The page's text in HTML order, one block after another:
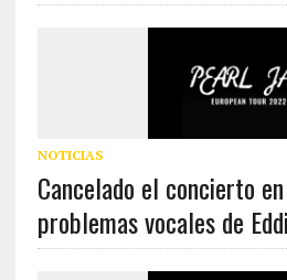
NOTICIAS
Cancelado el concierto
problemas vocales de